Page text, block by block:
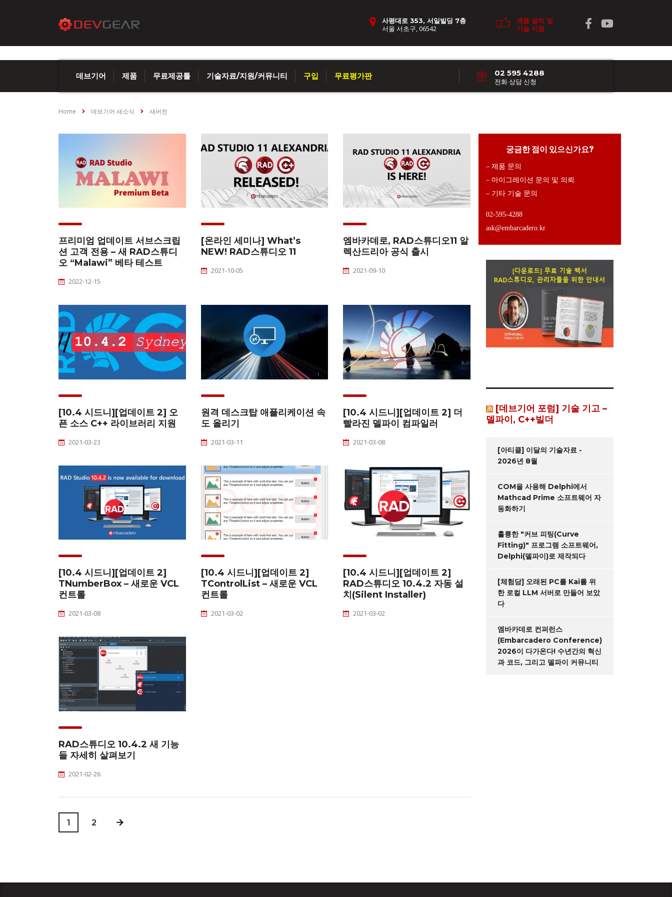
제품 설치 및
기술 지원
사평대로 353, 서일빌딩 7층
서울 서초구, 06542
데브기어 제품 무료제공툴 기술자료/지원/커뮤니티 구입 무료평가판 02 595 4288
전화 상담 신청
Home 데브기어 새소식 새버전
프리미엄 업데이트 서브스크립
션 고객 전용 – 새 RAD스튜디
오 “Malawi” 베타 테스트
2022-12-15
[온라인 세미나] What’s
NEW! RAD스튜디오 11
2021-10-05
엠바카데로, RAD스튜디오11 알
렉산드리아 공식 출시
2021-09-10
[10.4 시드니][업데이트 2] 오
픈 소스 C++ 라이브러리 지원
2021-03-23
원격 데스크탑 애플리케이션 속
도 올리기
2021-03-11
[10.4 시드니][업데이트 2] 더
빨라진 델파이 컴파일러
2021-03-08
[10.4 시드니][업데이트 2]
TNumberBox – 새로운 VCL
컨트롤
2021-03-08
[10.4 시드니][업데이트 2]
TControlList – 새로운 VCL
컨트롤
2021-03-02
[10.4 시드니][업데이트 2]
RAD스튜디오 10.4.2 자동 설
치(Silent Installer)
2021-03-02
RAD스튜디오 10.4.2 새 기능
들 자세히 살펴보기
2021-02-26
1 2
궁금한 점이 있으신가요?
– 제품 문의
– 마이그레이션 문의 및 의뢰
– 기타 기술 문의
02-595-4288
ask@embarcadero.kr
[데브기어 포럼] 기술 기고 –
델파이, C++빌더
[아티클] 이달의 기술자료 -
2026년 8월
COM을 사용해 Delphi에서
Mathcad Prime 소프트웨어 자
동화하기
훌륭한 "커브 피팅(Curve
Fitting)" 프로그램 소프트웨어,
Delphi(델파이)로 제작되다
[체험담] 오래된 PC를 Kai를 위
한 로컬 LLM 서버로 만들어 보았
다
엠바카데로 컨퍼런스
(Embarcadero Conference)
2026이 다가온다! 수년간의 혁신
과 코드, 그리고 델파이 커뮤니티